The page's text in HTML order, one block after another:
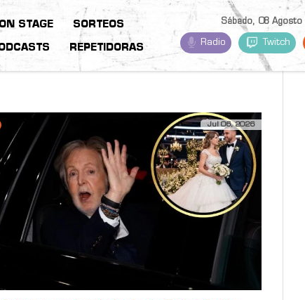
ON STAGE SORTEOS
REPETIDORAS
Sábado, 08 Agosto
Radio Twitch
Jul 06, 2026